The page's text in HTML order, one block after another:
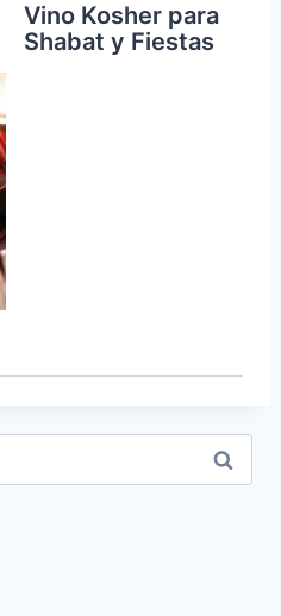
Vino Kosher para
Shabat y Fiestas